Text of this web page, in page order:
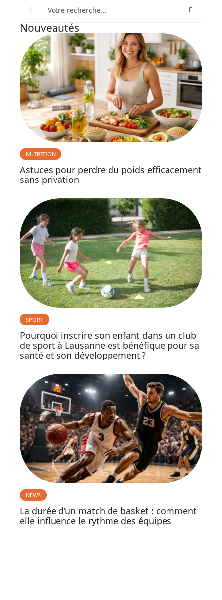
Nouveautés
NUTRITION
Astuces pour perdre du poids efficacement
sans privation
SPORT
Pourquoi inscrire son enfant dans un club
de sport à Lausanne est bénéfique pour sa
santé et son développement ?
NEWS
La durée d’un match de basket : comment
elle influence le rythme des équipes